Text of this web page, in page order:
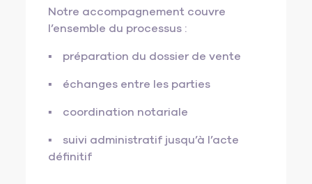
Notre accompagnement couvre
l’ensemble du processus :
préparation du dossier de vente
échanges entre les parties
coordination notariale
suivi administratif jusqu’à l’acte
définitif